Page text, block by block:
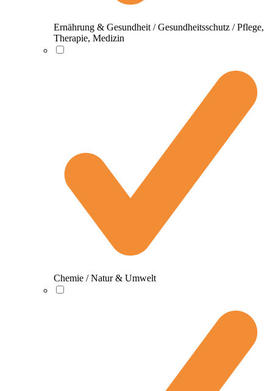
Ernährung & Gesundheit / Gesundheitsschutz / Pflege,
Therapie, Medizin
Chemie / Natur & Umwelt